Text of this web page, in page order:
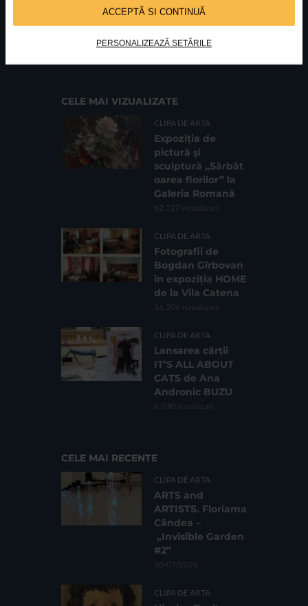
ACCEPTĂ SI CONTINUĂ
PERSONALIZEAZĂ SETĂRILE
Nr inreg registrul special: 4 PJ/ 29.01.2013
Cod fiscal: 9164384Sediu social: Str. Delfinului, Nr. 6, parter Bl. 42,
CELE MAI VIZUALIZATE
CLIPA DE ARTA
Expoziția de
pictură și
sculptură „Sărbăt
oarea florilor” la
Galeria Romană
62.727 vizualizari
CLIPA DE ARTA
Fotografii de
Bogdan Gîrbovan
în expoziția HOME
de la Vila Catena
16.206 vizualizari
CLIPA DE ARTA
Lansarea cărții
IT’S ALL ABOUT
CATS de Ana
Andronic BUZU
8.030 vizualizari
CELE MAI RECENTE
CLIPA DE ARTA
ARTS and
ARTISTS. Floriama
Cândea –
„Invisible Garden
#2”
30/07/2026
CLIPA DE ARTA